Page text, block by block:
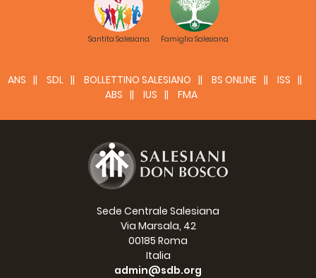
Santita Salesiana Famiglia Salesiana
ANS SDL BOLLETTINO SALESIANO BS ONLINE
ISS
ABS
IUS FMA
Sede Centrale Salesiana
Via Marsala, 42
00185 Roma
Italia
admin@sdb.org